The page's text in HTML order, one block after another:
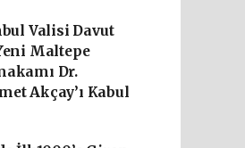
Valisi Davut
Maltepe
Dr.
Akçay’ı Kabul